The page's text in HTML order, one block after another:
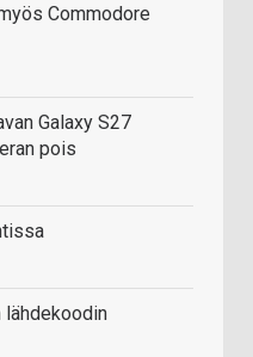
Commodore
Galaxy S27
pois
lähdekoodin